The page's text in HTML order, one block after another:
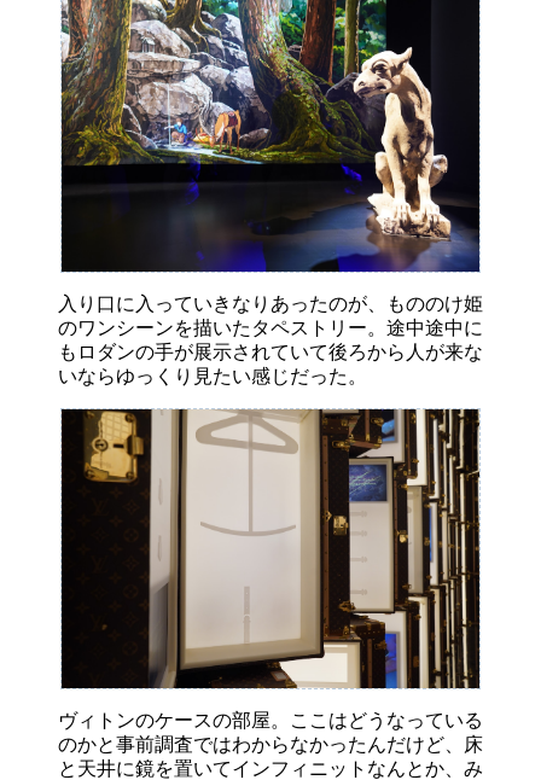
入り口に入っていきなりあったのが、もののけ姫
のワンシーンを描いたタペストリー。途中途中に
もロダンの手が展示されていて後ろから人が来な
いならゆっくり見たい感じだった。
ヴィトンのケースの部屋。ここはどうなっている
のかと事前調査ではわからなかったんだけど、床
と天井に鏡を置いてインフィニットなんとか、み